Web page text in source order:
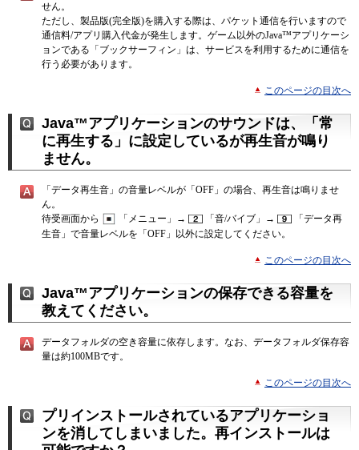
せん。
ただし、製品版(完全版)を購入する際は、パケット通信を行いますので
通信料/アプリ購入代金が発生します。ゲーム以外のJava™アプリケーシ
ョンである「ブックサーフィン」は、サービスを利用するために通信を
行う必要があります。
このページの目次へ
Java™アプリケーションのサウンドは、「常
に再生する」に設定しているが再生音が鳴り
ません。
「データ再生音」の音量レベルが「OFF」の場合、再生音は鳴りませ
ん。
待受画面から
「メニュー」→ 「音/バイブ」→
「データ再
生音」で音量レベルを「OFF」以外に設定してください。
このページの目次へ
Java™アプリケーションの保存できる容量を
教えてください。
データフォルダの空き容量に依存します。なお、データフォルダ保存容
量は約100MBです。
このページの目次へ
プリインストールされているアプリケーショ
ンを消してしまいました。再インストールは